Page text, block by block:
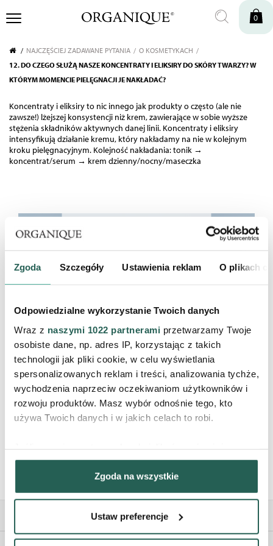
Zgoda Szczegóły Ustawienia reklam O plikach
Odpowiedzialne wykorzystanie Twoich danych
Wraz z naszymi 1022 partnerami przetwarzamy Twoje
osobiste dane, np. adres IP, korzystając z takich
technologii jak pliki cookie, w celu wyświetlania
spersonalizowanych reklam i treści, analizowania tychże,
wychodzenia naprzeciw oczekiwaniom użytkowników i
rozwoju produktów. Masz wybór odnośnie tego, kto
używa Twoich danych i w jakich celach to robi.
Gromadzić dane dotyczące Twojej lokalizacji
geograficznej z dokładnością nawet do kilku metrów
Identyfikować Twoje urządzenie, aktywnie analizując
czyli wirtualny odcisk palca)
Dowiedz się więcej odnośnie tego, jak Twoje osobiste
Zgoda na wszystkie
Ustaw preferencje
0
NAJCZĘŚCIEJ ZADAWANE PYTANIA
O KOSMETYKACH
12. DO CZEGO SŁUŻĄ NASZE KONCENTRATY I ELIKSIRY DO SKÓRY TWARZY? W
KTÓRYM MOMENCIE PIELĘGNACJI JE NAKŁADAĆ?
Koncentraty i eliksiry to nic innego jak produkty o często (ale nie
zawsze!) lżejszej konsystencji niż krem, zawierające w sobie wyższe
stężenia składników aktywnych danej linii. Koncentraty i eliksiry
intensyfikują działanie kremu, który nakładamy na nie w kolejnym
kroku pielęgnacyjnym. Kolejność nakładania: tonik →
koncentrat/serum → krem dzienny/nocny/maseczka
NEWSLETTERA
blisko nas ♥
ZAPISZ
Wyrażam zgodę na
przetwarzanie moich danych
osobowych.Poznaj politykę